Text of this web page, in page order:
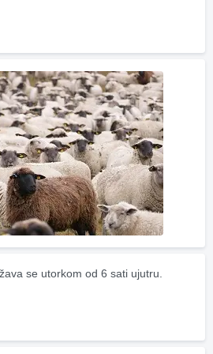
se utorkom od 6 sati ujutru.